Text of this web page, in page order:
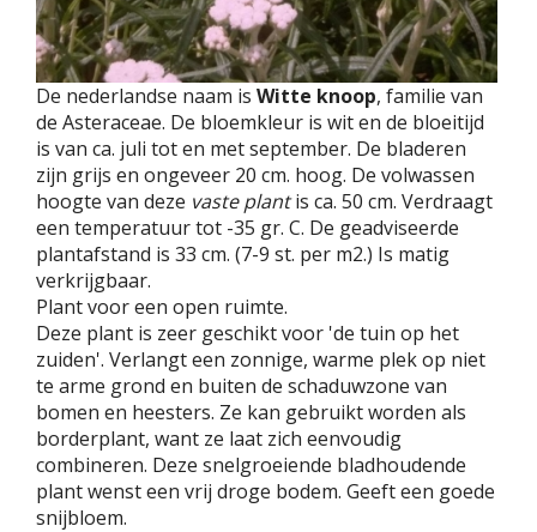
De nederlandse naam is Witte knoop, familie van
de Asteraceae. De bloemkleur is wit en de bloeitijd
is van ca. juli tot en met september. De bladeren
zijn grijs en ongeveer 20 cm. hoog. De volwassen
hoogte van deze vaste plantis ca. 50 cm. Verdraagt
een temperatuur tot -35 gr. C. De geadviseerde
plantafstand is 33 cm. (7-9 st. per m2.) Is matig
verkrijgbaar.
Plant voor een open ruimte.
Deze plant is zeer geschikt voor 'de tuin op het
zuiden'. Verlangt een zonnige, warme plek op niet
te arme grond en buiten de schaduwzone van
bomen en heesters. Ze kan gebruikt worden als
borderplant, want ze laat zich eenvoudig
combineren. Deze snelgroeiende bladhoudende
plant wenst een vrij droge bodem. Geeft een goede
snijbloem.